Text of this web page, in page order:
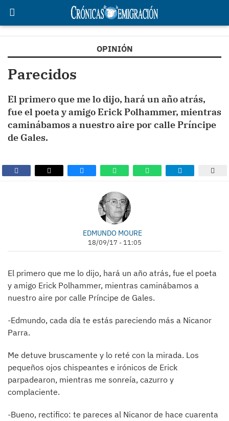
OPINIÓN
Parecidos
El primero que me lo dijo, hará un año atrás,
fue el poeta y amigo Erick Polhammer, mientras
caminábamos a nuestro aire por calle Príncipe
de Gales.
EDMUNDO MOURE
18/09/17 - 11:05
El primero que me lo dijo, hará un año atrás, fue el poeta
y amigo Erick Polhammer, mientras caminábamos a
nuestro aire por calle Príncipe de Gales.
-Edmundo, cada día te estás pareciendo más a Nicanor
Parra.
Me detuve bruscamente y lo reté con la mirada. Los
pequeños ojos chispeantes e irónicos de Erick
parpadearon, mientras me sonreía, cazurro y
complaciente.
-Bueno, rectifico: te pareces al Nicanor de hace cuarenta